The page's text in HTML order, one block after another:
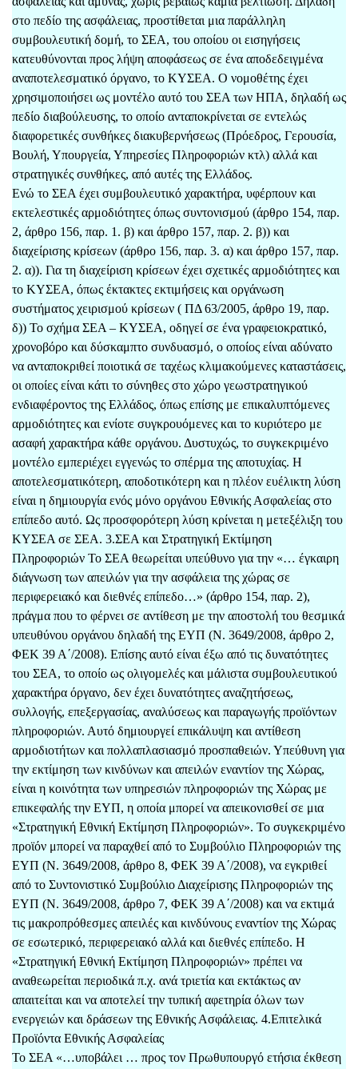
στο πεδίο της ασφάλειας, προστίθεται μια παράλληλη
συμβουλευτική δομή, το ΣΕΑ, του οποίου οι εισηγήσεις
κατευθύνονται προς λήψη αποφάσεως σε ένα αποδεδειγμένα
αναποτελεσματικό όργανο, το ΚΥΣΕΑ. Ο νομοθέτης έχει
χρησιμοποιήσει ως μοντέλο αυτό του ΣΕΑ των ΗΠΑ, δηλαδή ως
πεδίο διαβούλευσης, το οποίο ανταποκρίνεται σε εντελώς
διαφορετικές συνθήκες διακυβερνήσεως (Πρόεδρος, Γερουσία,
Βουλή, Υπουργεία, Υπηρεσίες Πληροφοριών κτλ) αλλά και
στρατηγικές συνθήκες, από αυτές της Ελλάδος.
Ενώ το ΣΕΑ έχει συμβουλευτικό χαρακτήρα, υφέρπουν και
εκτελεστικές αρμοδιότητες όπως συντονισμού (άρθρο 154, παρ.
2, άρθρο 156, παρ. 1. β) και άρθρο 157, παρ. 2. β)) και
διαχείρισης κρίσεων (άρθρο 156, παρ. 3. α) και άρθρο 157, παρ.
2. α)). Για τη διαχείριση κρίσεων έχει σχετικές αρμοδιότητες και
το ΚΥΣΕΑ, όπως έκτακτες εκτιμήσεις και οργάνωση
συστήματος χειρισμού κρίσεων ( ΠΔ 63/2005, άρθρο 19, παρ.
δ)) Το σχήμα ΣΕΑ – ΚΥΣΕΑ, οδηγεί σε ένα γραφειοκρατικό,
χρονοβόρο και δύσκαμπτο συνδυασμό, ο οποίος είναι αδύνατο
να ανταποκριθεί ποιοτικά σε ταχέως κλιμακούμενες καταστάσεις,
οι οποίες είναι κάτι το σύνηθες στο χώρο γεωστρατηγικού
ενδιαφέροντος της Ελλάδος, όπως επίσης με επικαλυπτόμενες
αρμοδιότητες και ενίοτε συγκρουόμενες και το κυριότερο με
ασαφή χαρακτήρα κάθε οργάνου. Δυστυχώς, το συγκεκριμένο
μοντέλο εμπεριέχει εγγενώς το σπέρμα της αποτυχίας. Η
αποτελεσματικότερη, αποδοτικότερη και η πλέον ευέλικτη λύση
είναι η δημιουργία ενός μόνο οργάνου Εθνικής Ασφαλείας στο
επίπεδο αυτό. Ως προσφορότερη λύση κρίνεται η μετεξέλιξη του
ΚΥΣΕΑ σε ΣΕΑ. 3.ΣΕΑ και Στρατηγική Εκτίμηση
Πληροφοριών Το ΣΕΑ θεωρείται υπεύθυνο για την «… έγκαιρη
διάγνωση των απειλών για την ασφάλεια της χώρας σε
περιφερειακό και διεθνές επίπεδο…» (άρθρο 154, παρ. 2),
πράγμα που το φέρνει σε αντίθεση με την αποστολή του θεσμικά
υπευθύνου οργάνου δηλαδή της ΕΥΠ (Ν. 3649/2008, άρθρο 2,
ΦΕΚ 39 Α΄/2008). Επίσης αυτό είναι έξω από τις δυνατότητες
του ΣΕΑ, το οποίο ως ολιγομελές και μάλιστα συμβουλευτικού
χαρακτήρα όργανο, δεν έχει δυνατότητες αναζητήσεως,
συλλογής, επεξεργασίας, αναλύσεως και παραγωγής προϊόντων
πληροφοριών. Αυτό δημιουργεί επικάλυψη και αντίθεση
αρμοδιοτήτων και πολλαπλασιασμό προσπαθειών. Υπεύθυνη για
την εκτίμηση των κινδύνων και απειλών εναντίον της Χώρας,
είναι η κοινότητα των υπηρεσιών πληροφοριών της Χώρας με
επικεφαλής την ΕΥΠ, η οποία μπορεί να απεικονισθεί σε μια
«Στρατηγική Εθνική Εκτίμηση Πληροφοριών». Το συγκεκριμένο
προϊόν μπορεί να παραχθεί από το Συμβούλιο Πληροφοριών της
ΕΥΠ (Ν. 3649/2008, άρθρο 8, ΦΕΚ 39 Α΄/2008), να εγκριθεί
από το Συντονιστικό Συμβούλιο Διαχείρισης Πληροφοριών της
ΕΥΠ (Ν. 3649/2008, άρθρο 7, ΦΕΚ 39 Α΄/2008) και να εκτιμά
τις μακροπρόθεσμες απειλές και κινδύνους εναντίον της Χώρας
σε εσωτερικό, περιφερειακό αλλά και διεθνές επίπεδο. Η
«Στρατηγική Εθνική Εκτίμηση Πληροφοριών» πρέπει να
αναθεωρείται περιοδικά π.χ. ανά τριετία και εκτάκτως αν
απαιτείται και να αποτελεί την τυπική αφετηρία όλων των
ενεργειών και δράσεων της Εθνικής Ασφάλειας. 4.Επιτελικά
Προϊόντα Εθνικής Ασφαλείας
Το ΣΕΑ «…υποβάλει … προς τον Πρωθυπουργό ετήσια έκθεση